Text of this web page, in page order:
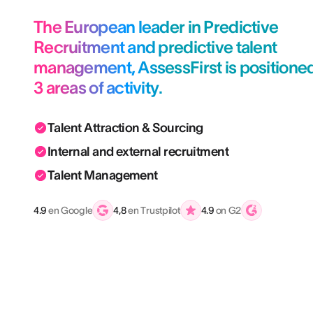
The European leader in Predictive
Recruitment and predictive talent
management, AssessFirst is
3 areas of activity.
Talent Attraction & Sourcing
Internal and external recruitment
Talent Management
4.9en Google 4,8en Trustpilot 4.9on G2